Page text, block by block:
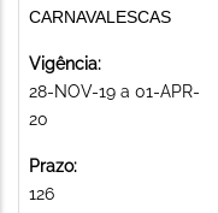
CARNAVALESCAS
Vigência:
28-NOV-19 a 01-APR-
20
Prazo:
126